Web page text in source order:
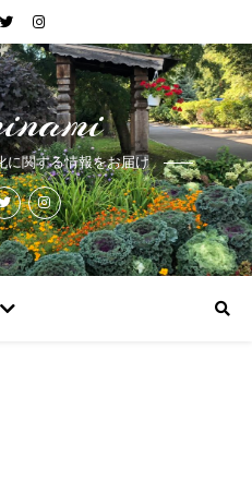
に関する情報をお届け